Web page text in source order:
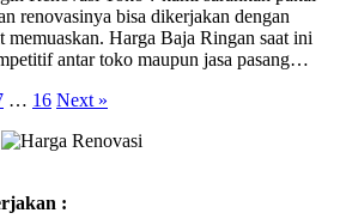
renovasinya bisa dikerjakan dengan
memuaskan. Harga Baja Ringan saat ini
antar toko maupun jasa pasang…
… 16 Next »
: